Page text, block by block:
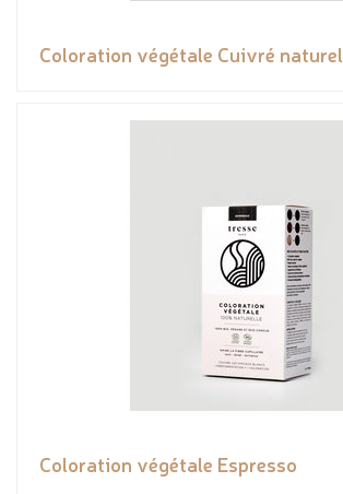
Coloration végétale Cuivré naturel
Coloration végétale Espresso